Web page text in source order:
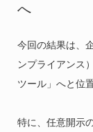
へ
今回の結果は、
ンプライアンス
ツール」へと位
特に、任意開示